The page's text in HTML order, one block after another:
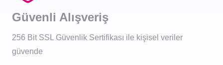
Güvenli Alışveriş
256 Bit SSL Güvenlik Sertifikası ile kişisel veriler
güvende